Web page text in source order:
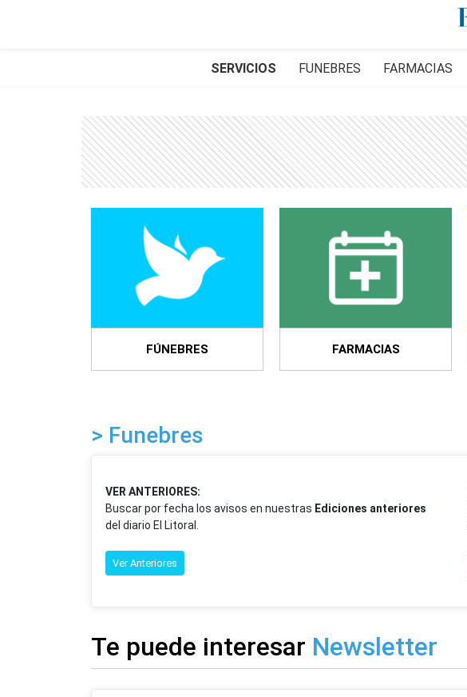
SERVICIOS FUNEBRES FARMACIAS
FÚNEBRES FARMACIAS
> Funebres
VER ANTERIORES:
Buscar por fecha los avisos en nuestras Ediciones anteriores
del diario El Litoral.
Ver Anteriores
Te puede interesar Newsletter